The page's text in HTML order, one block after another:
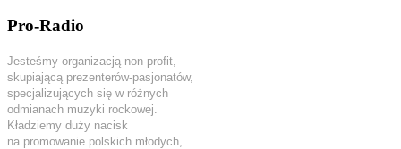
Pro-Radio
Jesteśmy organizacją non-profit,
skupiającą prezenterów-pasjonatów,
specjalizujących się w różnych
odmianach muzyki rockowej.
Kładziemy duży nacisk
na promowanie polskich młodych,